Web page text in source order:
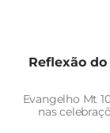
Reflexão do
Evangelho
nas